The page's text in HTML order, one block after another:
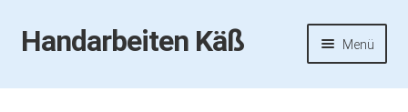
Zur
Navigation
Zum
Inhalt
Handarbeiten Käß Menü
Startseite